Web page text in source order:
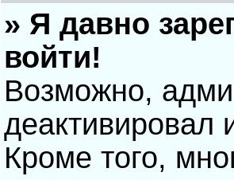
» Я давно
войти!
Возможно,
деактивировал
Кроме того,